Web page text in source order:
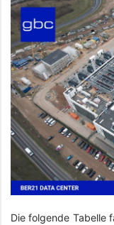
Die folgende Tabelle